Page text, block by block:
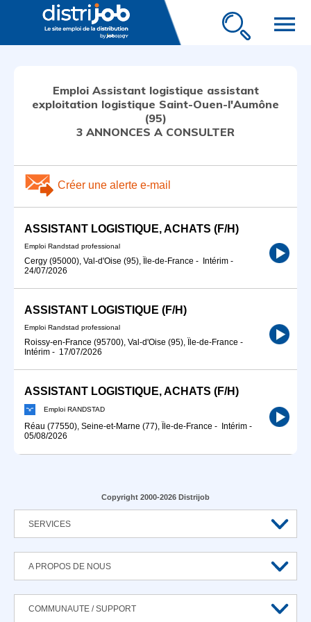
menu
Emploi Assistant logistique assistant
exploitation logistique Saint-Ouen-l'Aumône
(95)
3 ANNONCES A CONSULTER
Créer une alerte e-mail
ASSISTANT LOGISTIQUE, ACHATS (F/H)
Emploi Randstad professional
Cergy (95000), Val-d'Oise (95), Île-de-France - Intérim -
24/07/2026
ASSISTANT LOGISTIQUE (F/H)
Emploi Randstad professional
Roissy-en-France (95700), Val-d'Oise (95), Île-de-France -
Intérim - 17/07/2026
ASSISTANT LOGISTIQUE, ACHATS (F/H)
Emploi RANDSTAD
Réau (77550), Seine-et-Marne (77), Île-de-France - Intérim -
05/08/2026
Copyright 2000-2026 Distrijob
SERVICES
A PROPOS DE NOUS
COMMUNAUTE / SUPPORT